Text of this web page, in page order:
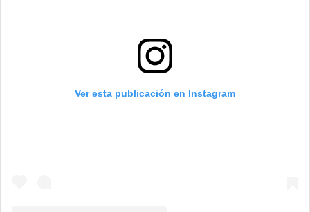
Ver esta publicación en Instagram